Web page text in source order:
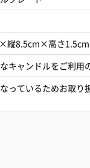
縦8.5cm×高さ1.5cm
キャンドルをご利用
っているためお取り